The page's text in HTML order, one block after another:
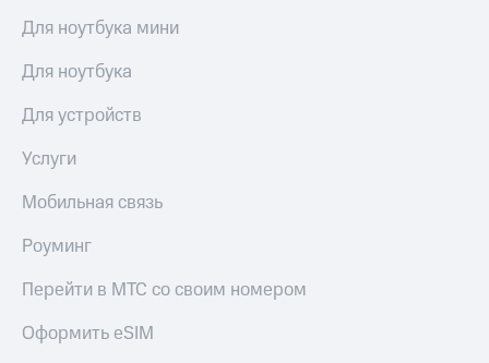
Для ноутбука мини
Для ноутбука
Для устройств
Услуги
Мобильная связь
Роуминг
Перейти в МТС со своим номером
Оформить eSIM